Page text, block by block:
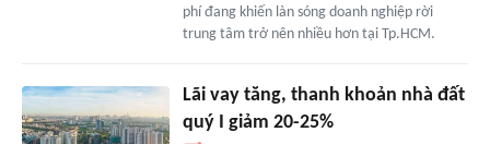
phí đang khiến làn sóng doanh nghiệp rời
trung tâm trở nên nhiều hơn tại Tp.HCM.
Lãi vay tăng, thanh khoản nhà đất
quý I giảm 20-25%